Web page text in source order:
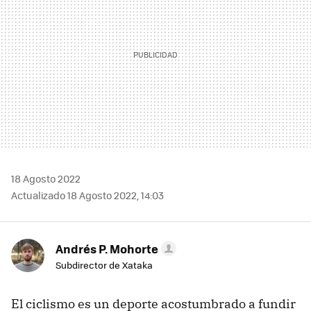
18 Agosto 2022
Actualizado 18 Agosto 2022, 14:03
Andrés P. Mohorte
Subdirector de Xataka
El ciclismo es un deporte acostumbrado a fundir